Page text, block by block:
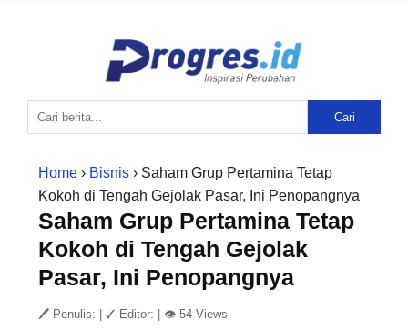
Cari
Home › Bisnis › Saham Grup Pertamina Tetap
Kokoh di Tengah Gejolak Pasar, Ini Penopangnya
Saham Grup Pertamina Tetap
Kokoh di Tengah Gejolak
Pasar, Ini Penopangnya
🖊 Penulis: ✓ Editor: 👁 54 Views